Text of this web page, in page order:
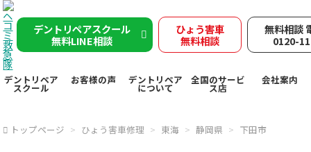
デントリペアスクール
無料LINE相談
ひょう害車
無料相談
無料相談
0120-
デントリペア
スクール
お客様の声 デントリペア
について
全国のサービ
ス店
会社案内
トップページ ひょう害車修理 東海 静岡県 下田市